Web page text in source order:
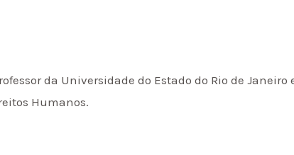
da Universidade do Estado do Rio de
Humanos.